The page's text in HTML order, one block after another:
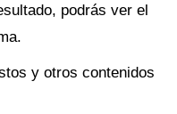
podrás ver el
y otros contenidos